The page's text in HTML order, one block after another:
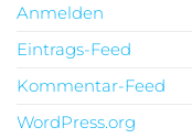
Anmelden
Eintrags-Feed
Kommentar-Feed
WordPress.org